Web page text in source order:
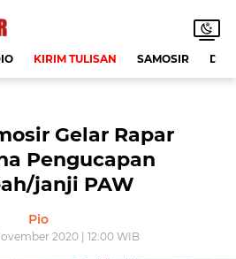
KIRIM TULISAN SAMOSIR
Gelar Rapar
Pengucapan
janji PAW
Pio
2020 | 12:00 WIB